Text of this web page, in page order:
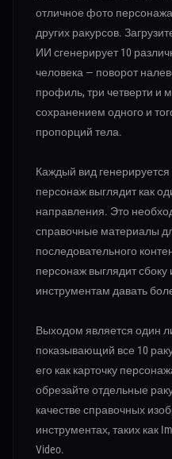
отличное фото
других ракурсов.
ИИ сгенерирует 10
человека — поворот
профиль, три четверти и
сохранением одного и
пропорций тела.
Каждый вид генерируется
персонаж выглядит как
направления. Это
справочные материалы
последовательного
персонаж выглядит сбоку
инструментам давать
Выходом является один
показывающий все 10
его как карточку
обрезайте отдельные
качестве справочных
инструментах, таких как
Video.